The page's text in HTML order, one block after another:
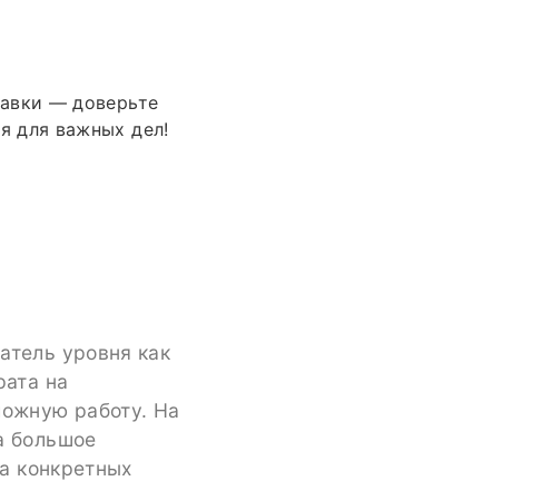
— доверьте
для важных дел!
уровня как
на
работу. На
большое
конкретных